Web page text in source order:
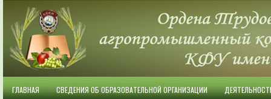
ГЛАВНАЯ СВЕДЕНИЯ ОБ ОБРАЗОВАТЕЛЬНОЙ ОРГАНИЗАЦИИ